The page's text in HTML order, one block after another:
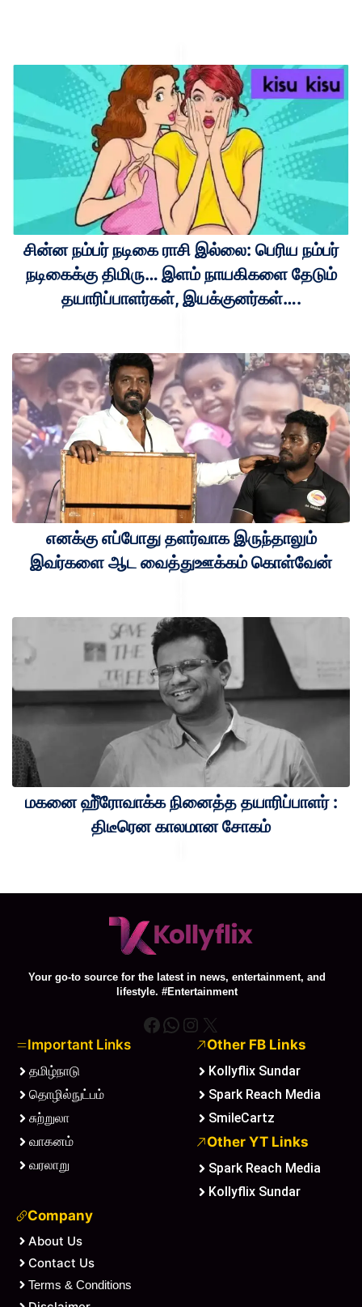
சின்ன நம்பர் நடிகை ராசி இல்லை: பெரிய நம்பர்
நடிகைக்கு திமிரு… இளம் நாயகிகளை தேடும்
தயாரிப்பாளர்கள், இயக்குனர்கள்….
எனக்கு எப்போது தளர்வாக இருந்தாலும்
இவர்களை ஆட வைத்துஊக்கம் கொள்வேன்
மகனை ஹீ்ரோவாக்க நினைத்த தயாரிப்பாளர் :
திடீரென காலமான சோகம்
Your go-to source for the latest in news, entertainment, and
lifestyle. #Entertainment
Facebook
WhatsApp
Instagram
X
Important Links
தமிழ்நாடு
தொழில்நுட்பம்
சுற்றுலா
வாகனம்
வரலாறு
Other FB Links
Kollyflix Sundar
Spark Reach Media
SmileCartz
Other YT Links
Spark Reach Media
Kollyflix Sundar
Company
About Us
Contact Us
Terms & Conditions